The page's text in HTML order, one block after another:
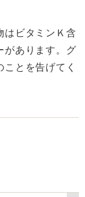
はビタミンＫ含
があります。グ
とを告げてく